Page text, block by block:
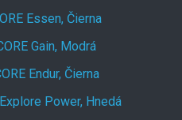
Essen, Čierna
Gain, Modrá
Endur, Čierna
Power, Hnedá